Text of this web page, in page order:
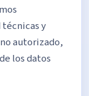
y
autorizado,
los datos